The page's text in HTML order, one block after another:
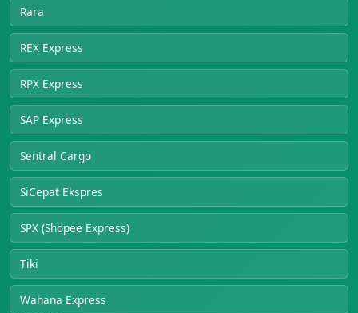
Rara
REX Express
RPX Express
SAP Express
Sentral Cargo
SiCepat Ekspres
SPX (Shopee Express)
Tiki
Wahana Express